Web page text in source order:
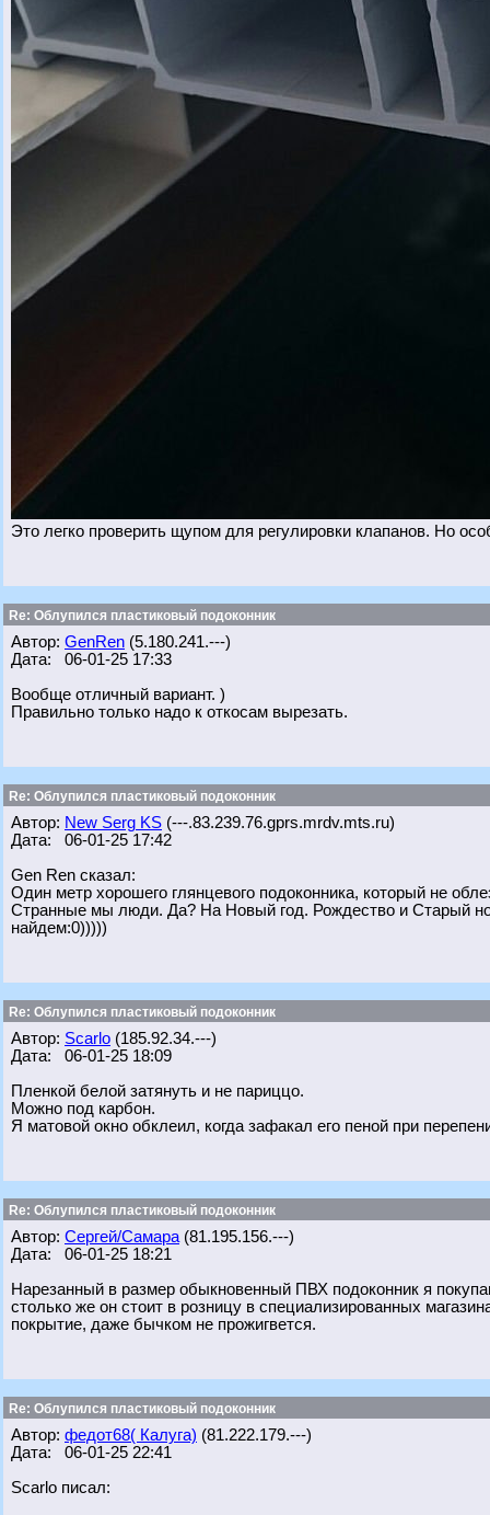
Это легко проверить щупом для регулировки клапанов. Но
Re: Облупился пластиковый подоконник
Автор: GenRen (5.180.241.---)
Дата: 06-01-25 17:33
Вообще отличный вариант. )
Правильно только надо к откосам вырезать.
Re: Облупился пластиковый подоконник
Автор: New Serg KS (---.83.239.76.gprs.mrdv.mts.ru)
Дата: 06-01-25 17:42
Gen Ren сказал:
Один метр хорошего глянцевого подоконника, который не
Странные мы люди. Да? На Новый год. Рождество и Старый
найдем:0)))))
Re: Облупился пластиковый подоконник
Автор: Scarlo (185.92.34.---)
Дата: 06-01-25 18:09
Пленкой белой затянуть и не париццо.
Можно под карбон.
Я матовой окно обклеил, когда зафакал его пеной при
Re: Облупился пластиковый подоконник
Автор: Сергей/Самара (81.195.156.---)
Дата: 06-01-25 18:21
Нарезанный в размер обыкновенный ПВХ подоконник я
столько же он стоит в розницу в специализированных
покрытие, даже бычком не прожигвется.
Re: Облупился пластиковый подоконник
Автор: федот68( Калуга) (81.222.179.---)
Дата: 06-01-25 22:41
Scarlo писал: